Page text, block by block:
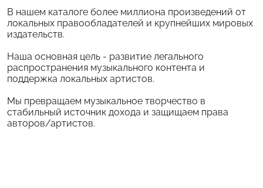
В нашем каталоге более миллиона произведений от
локальных правообладателей и крупнейших мировых
издательств.
Наша основная цель - развитие легального
распространения музыкального контента и
поддержка локальных артистов.
Мы превращаем музыкальное творчество в
стабильный источник дохода и защищаем права
авторов/артистов.